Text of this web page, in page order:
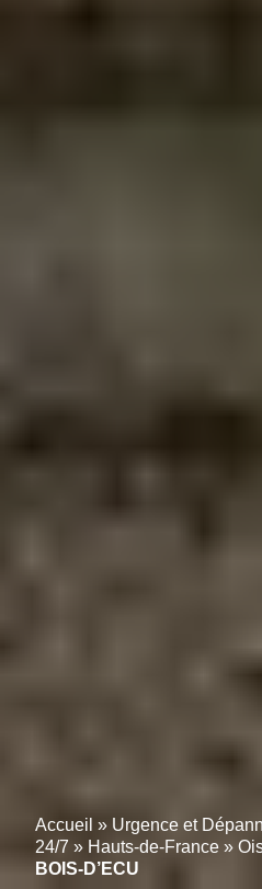
Accueil » Urgence et
24/7 » Hauts-de-France »
BOIS-D’ECU